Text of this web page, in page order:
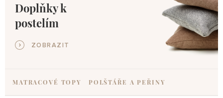
Doplňky k
postelím
ZOBRAZIT
MATRACOVÉ TOPY POLŠTÁŘE A PEŘINY